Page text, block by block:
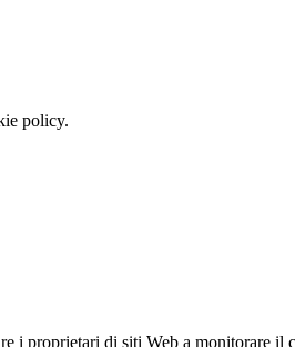
policy.
i proprietari di siti Web a monitorare il